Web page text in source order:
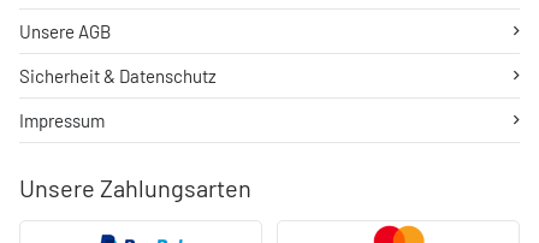
Unsere Zahlungsarten
Unsere AGB
Sicherheit & Datenschutz
Impressum